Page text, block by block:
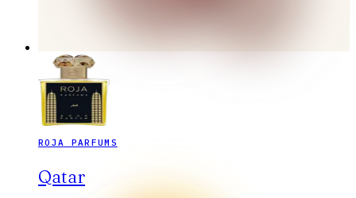
ROJA PARFUMS
Qatar